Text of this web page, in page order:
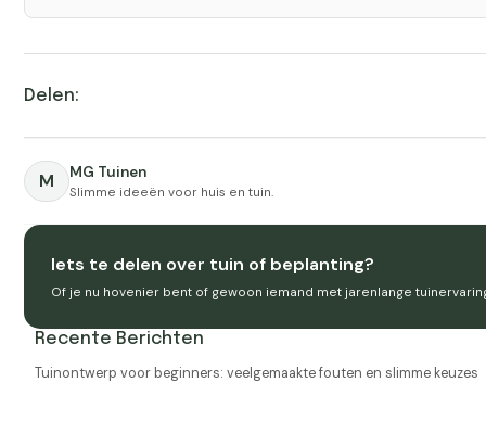
Delen:
M MG Tuinen
Slimme ideeën voor huis en tuin.
Recente Berichten
Tuinontwerp voor beginners: veelgemaakte fouten en slimme keuzes
Iets te delen over tuin of beplanting?
Of je nu hovenier bent of gewoon iemand met jarenlange